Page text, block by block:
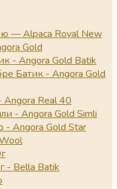
— Alpaca Royal New
Gold
- Angora Gold Batik
Батик - Angora Gold
Real 40
- Angora Gold Simli
- Angora Gold Star
- Bella Batik